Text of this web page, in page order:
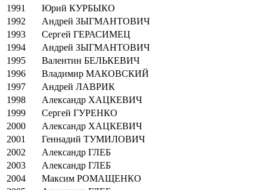
1991
Юрий КУРБЫКО
1992
Андрей ЗЫГМАНТОВИЧ
1993
Сергей ГЕРАСИМЕЦ
1994
Андрей ЗЫГМАНТОВИЧ
1995
Валентин БЕЛЬКЕВИЧ
1996
Владимир МАКОВСКИЙ
1997
Андрей ЛАВРИК
1998
Александр ХАЦКЕВИЧ
1999
Сергей ГУРЕНКО
2000
Александр ХАЦКЕВИЧ
2001
Геннадий ТУМИЛОВИЧ
2002
Александр ГЛЕБ
2003
Александр ГЛЕБ
2004
Максим РОМАЩЕНКО